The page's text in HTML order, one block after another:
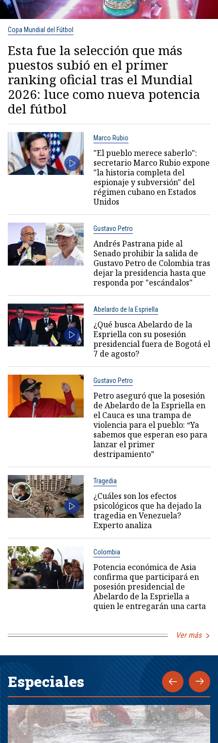
Copa Mundial del Fútbol
Esta fue la selección que más
puestos subió en el primer
ranking oficial tras el Mundial
2026: luce como nueva potencia
del fútbol
Marco Rubio
"El pueblo merece saberlo":
secretario Marco Rubio expone
"la historia completa del
espionaje y subversión" del
régimen cubano en Estados
Unidos
Gustavo Petro
Andrés Pastrana pide al
Senado prohibir la salida de
Gustavo Petro de Colombia tras
dejar la presidencia hasta que
responda por "escándalos"
Abelardo de la Espriella
¿Qué busca Abelardo de la
Espriella con su posesión
presidencial fuera de Bogotá el
7 de agosto?
Gustavo Petro
Petro aseguró que la posesión
de Abelardo de la Espriella en
el Cauca es una trampa de
violencia para el pueblo: “Ya
sabemos que esperan eso para
lanzar el primer
destripamiento”
Tragedia
¿Cuáles son los efectos
psicológicos que ha dejado la
tragedia en Venezuela?
Experto analiza
Colombia
Potencia económica de Asia
confirma que participará en
posesión presidencial de
Abelardo de la Espriella a
quien le entregarán una carta
Ver más
Especiales